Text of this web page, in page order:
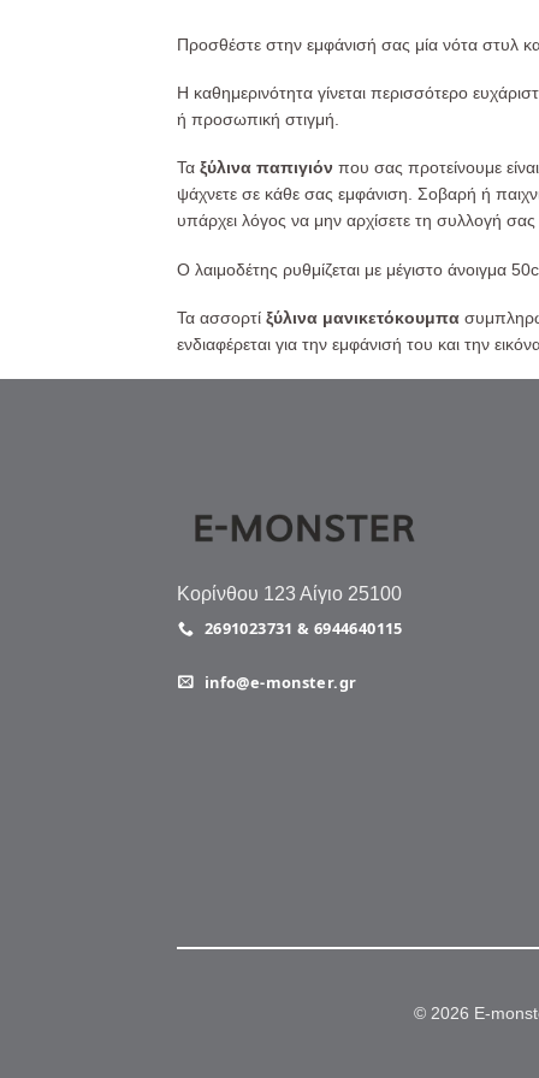
Προσθέστε στην εμφάνισή σας μία νότα στυλ
Η καθημερινότητα γίνεται περισσότερο
ή προσωπική στιγμή.
Τα ξύλινα παπιγιόν που σας προτείνουμε
ψάχνετε σε κάθε σας εμφάνιση. Σοβαρή ή
υπάρχει λόγος να μην αρχίσετε τη συλλογή
Ο λαιμοδέτης ρυθμίζεται με μέγιστο άνοιγμα
Τα ασσορτί ξύλινα μανικετόκουμπα
ενδιαφέρεται για την εμφάνισή του και την
Κορίνθου 123 Αίγιο 25100
2691023731 & 6944640115
info@e-monster.gr
© 2026 E-